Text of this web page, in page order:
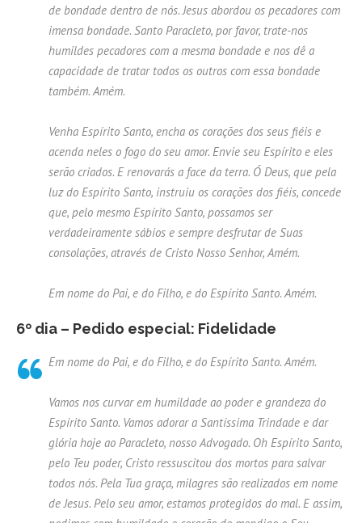
de bondade dentro de nós. Jesus abordou os pecadores com
imensa bondade. Santo Paracleto, por favor, trate-nos
humildes pecadores com a mesma bondade e nos dê a
capacidade de tratar todos os outros com essa bondade
também. Amém.
Venha Espírito Santo, encha os corações dos seus fiéis e
acenda neles o fogo do seu amor. Envie seu Espírito e eles
serão criados. E renovarás a face da terra. Ó Deus, que pela
luz do Espírito Santo, instruiu os corações dos fiéis, concede
que, pelo mesmo Espírito Santo, possamos ser
verdadeiramente sábios e sempre desfrutar de Suas
consolações, através de Cristo Nosso Senhor, Amém.
Em nome do Pai, e do Filho, e do Espírito Santo. Amém.
6º dia – Pedido especial: Fidelidade
Em nome do Pai, e do Filho, e do Espírito Santo. Amém.
Vamos nos curvar em humildade ao poder e grandeza do
Espírito Santo. Vamos adorar a Santíssima Trindade e dar
glória hoje ao Paracleto, nosso Advogado. Oh Espírito Santo,
pelo Teu poder, Cristo ressuscitou dos mortos para salvar
todos nós. Pela Tua graça, milagres são realizados em nome
de Jesus. Pelo seu amor, estamos protegidos do mal. E assim,